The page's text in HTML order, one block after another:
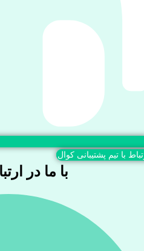
با تیم پشتیبانی کوال
با ما در